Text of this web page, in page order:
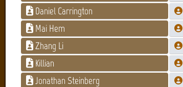
Daniel Carrington
Mai Hem
Zhang Li
Killian
Jonathan Steinberg